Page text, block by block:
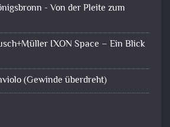
- Von der Pleite zum
IXON Space – Ein Blick
(Gewinde überdreht)